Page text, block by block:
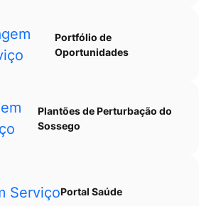
Portfólio de
Oportunidades
Plantões de Perturbação do
Sossego
Portal Saúde